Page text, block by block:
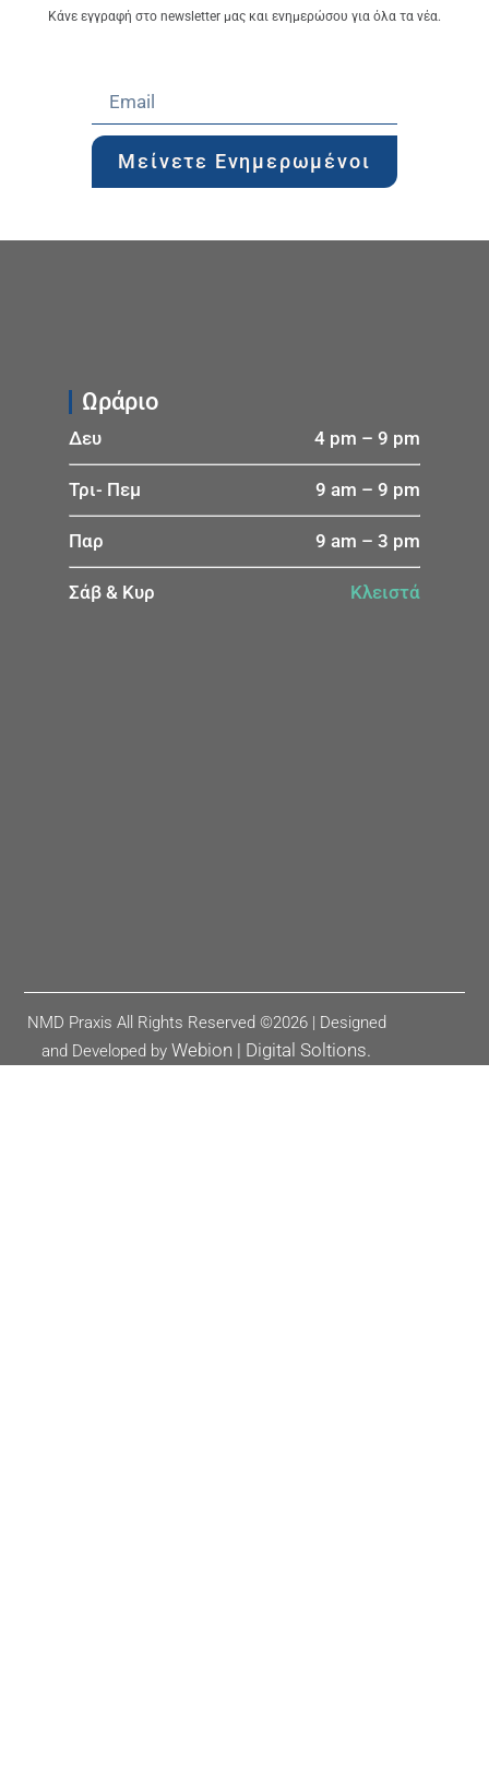
Κάνε εγγραφή στο newsletter μας και ενημερώσου για όλα τα νέα.
Μείνετε Ενημερωμένοι
Ωράριο
Δευ 4 pm – 9 pm
Τρι- Πεμ 9 am – 9 pm
Παρ 9 am – 3 pm
Σάβ & Κυρ Κλειστά
NMD Praxis All Rights Reserved ©2026 | Designed
and Developed byWebion | Digital Soltions.